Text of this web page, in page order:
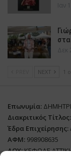
Ιαν
Δεκ
NEXT 1
Επωνυμία:
Διακριτικός Τίτλος:
Έδρα Επιχείρησης:
ΑΦΜ: 998908635
ΔΟΥ:ΚΕΦΟΔΕ